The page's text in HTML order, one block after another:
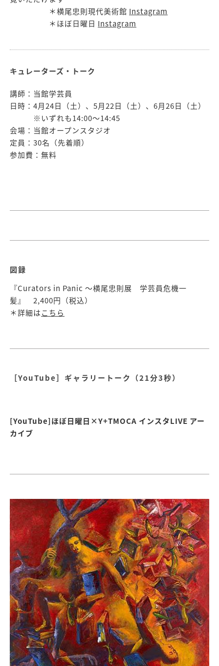
＊横尾忠則現代美術館 Instagram
＊ほぼ日曜日 Instagram
キュレーターズ・トーク
講師：当館学芸員
日時：4月24日（土）、5月22日（土）、6月26日（土）
※いずれも14:00〜14:45
会場：当館オープンスタジオ
定員：30名（先着順）
参加費：無料
図録
『Curators in Panic 〜横尾忠則展 学芸員危機一
髪』 2,400円（税込）
＊詳細はこちら
［YouTube］ギャラリートーク（21分3秒）
[YouTube]ほぼ日曜日×Y+TMOCA インスタLIVE アー
カイブ